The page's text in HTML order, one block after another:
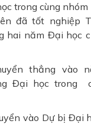
trong cùng nhóm
đã tốt nghiệp
hai năm Đại học
thẳng vào
Đại học trong
vào Dự bị Đại